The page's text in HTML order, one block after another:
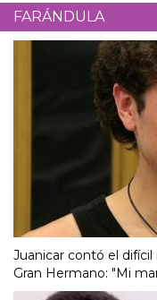
FARÁNDULA
Juanicar contó el
Gran Hermano: "Mi